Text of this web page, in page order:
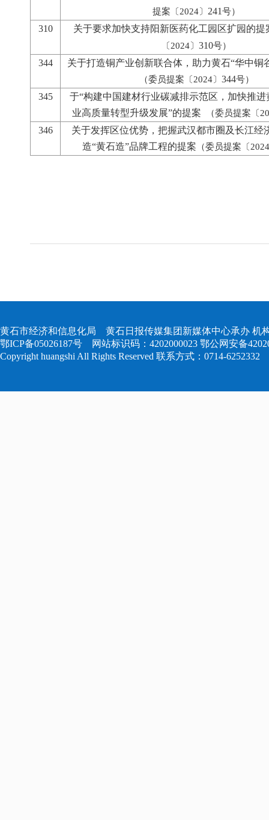
提案〔2024〕 241号）
310 关于要求加快支持阳新医药化工园区扩园的提
〔2024〕 310号）
344 关于打造铜产业创新联合体，助力黄石“华中铜
（委员提案〔2024〕 344号）
345
于“构建中国建材行业碳减排示范区，加快推进
业高质量转型升级发展”的提案
（委员提案〔
346
关于发挥区位优势，把握武汉都市圈及长江经
造“黄石造”品牌工程的提案 （委员提案〔
黄石市经济和信息化局 黄石日报传媒集团新媒体中心承办 机
鄂ICP备05026187号 网站标识码：4202000023 鄂公网安备
Copyright huangshi All Rights Reserved 联系方式：0714-6252332